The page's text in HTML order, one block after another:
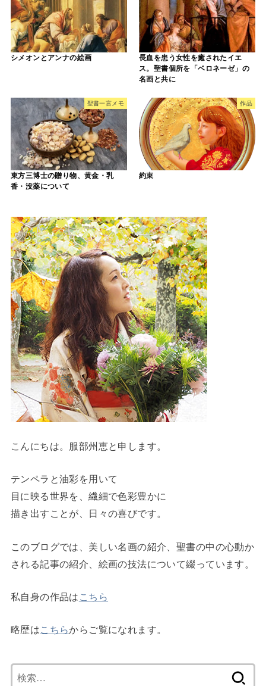
シメオンとアンナの絵画
長血を患う女性を癒されたイエ
ス。聖書個所を「ベロネーゼ」の
名画と共に
聖書一言メモ
東方三博士の贈り物、黄金・乳
香・没薬について
作品
約束
こんにちは。服部州恵と申します。
テンペラと油彩を用いて
目に映る世界を、繊細で色彩豊かに
描き出すことが、日々の喜びです。
このブログでは、美しい名画の紹介、聖書の中の心動か
される記事の紹介、絵画の技法について綴っています。
私自身の作品は こちら
略歴はこちらからご覧になれます。